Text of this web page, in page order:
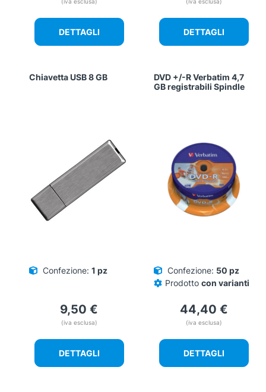
DETTAGLI DETTAGLI
Chiavetta USB 8 GB
Confezione: 1 pz
9,50 €
(iva esclusa)
DETTAGLI
DVD +/-R Verbatim 4,7
GB registrabili Spindle
Confezione: 50 pz
Prodotto con varianti
44,40 €
(iva esclusa)
DETTAGLI